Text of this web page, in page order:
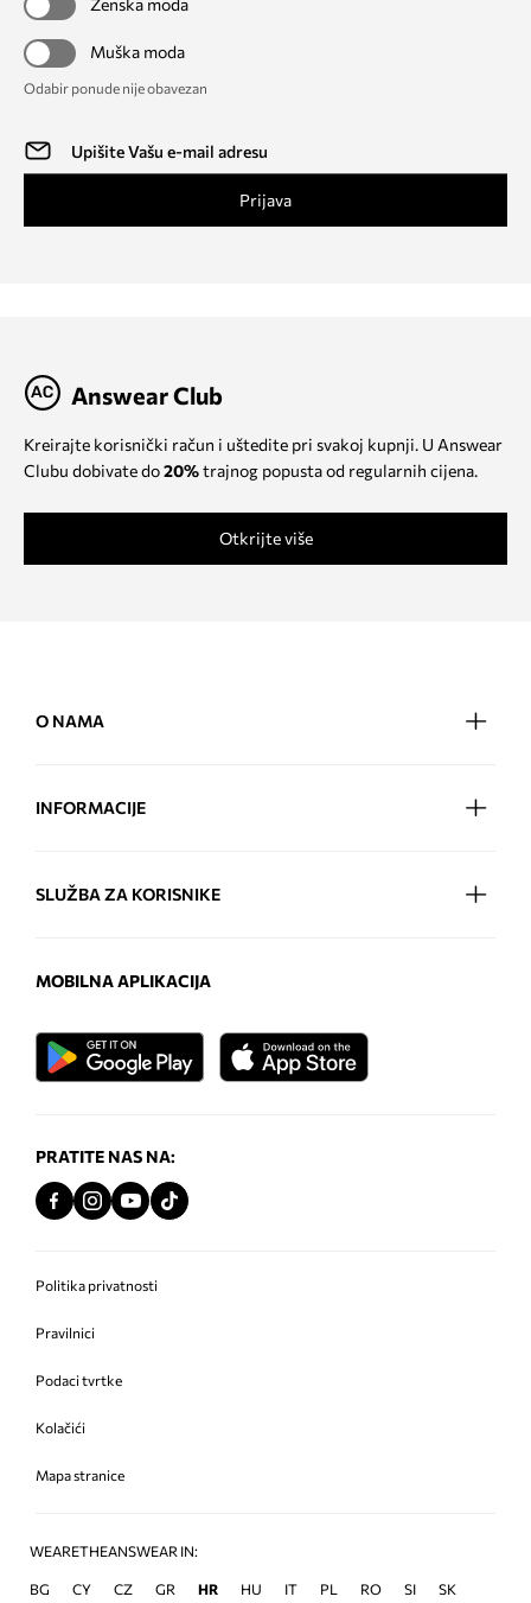
Ženska moda
Muška moda
Odabir ponude nije obavezan
Prijava
Answear Club
Kreirajte korisnički račun i uštedite pri svakoj kupnji. U Answear
Clubu dobivate do20%trajnog popusta od regularnih cijena.
Otkrijte više
O NAMA
INFORMACIJE
SLUŽBA ZA KORISNIKE
MOBILNA APLIKACIJA
PRATITE NAS NA:
Politika privatnosti
Pravilnici
Podaci tvrtke
Kolačići
Mapa stranice
WEARETHEANSWEAR IN:
BG CY CZ GR HR HU IT PL RO SI SK